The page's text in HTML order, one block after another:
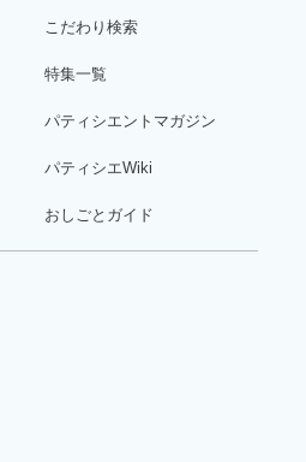
こだわり検索
特集一覧
パティシエントマガジン
パティシエWiki
おしごとガイド